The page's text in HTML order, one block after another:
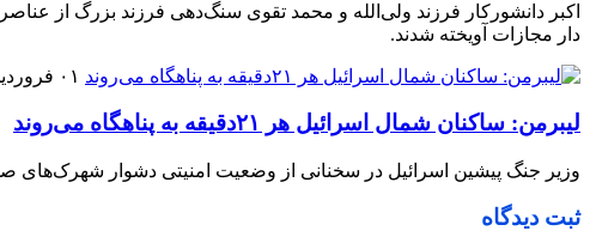
اکبر دانشورکار فرزند ولی‌الله و محمد تقوی سنگ‌دهی فرزند بزرگ از
دار مجازات آویخته شدند.
۰۱ فروردین ۱۴۰۵
لیبرمن: ساکنان شمال اسرائیل هر ۲۱دقیقه به پناهگاه می‌روند
وزیر جنگ پیشین اسرائیل در سخنانی از وضعیت امنیتی دشوار شهرک‌های
ثبت دیدگاه